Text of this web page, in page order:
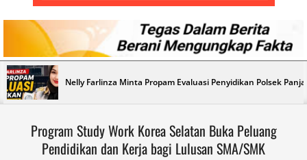
M-
TJEK
NEWS
Primary
Navigation
Menu
Nelly Farlinza Minta Propam Evaluasi Penyidikan Polsek
Program Study Work Korea Selatan Buka Peluang
Pendidikan dan Kerja bagi Lulusan SMA/SMK